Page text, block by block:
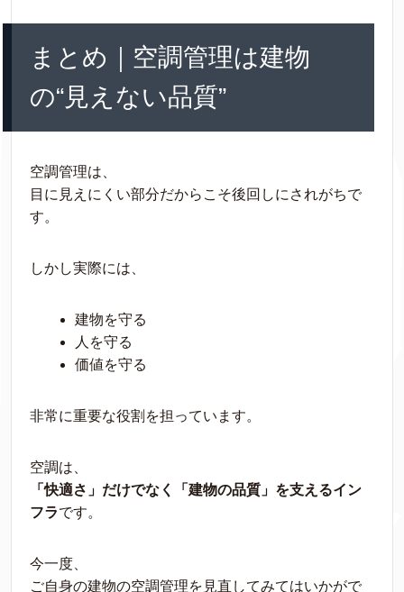
まとめ｜空調管理は建物
の“見えない品質”
空調管理は、
目に見えにくい部分だからこそ後回しにされがちで
す。
しかし実際には、
建物を守る
人を守る
価値を守る
非常に重要な役割を担っています。
空調は、
「快適さ」だけでなく「建物の品質」を支えるイン
フラです。
今一度、
ご自身の建物の空調管理を見直してみてはいかがで